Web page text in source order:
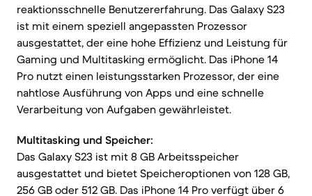
reaktionsschnelle Benutzererfahrung. Das Galaxy S23
ist mit einem speziell angepassten Prozessor
ausgestattet, der eine hohe Effizienz und Leistung für
Gaming und Multitasking ermöglicht. Das iPhone 14
Pro nutzt einen leistungsstarken Prozessor, der eine
nahtlose Ausführung von Apps und eine schnelle
Verarbeitung von Aufgaben gewährleistet.
Multitasking und Speicher:
Das Galaxy S23 ist mit 8 GB Arbeitsspeicher
ausgestattet und bietet Speicheroptionen von 128 GB,
256 GB oder 512 GB. Das iPhone 14 Pro verfügt über 6